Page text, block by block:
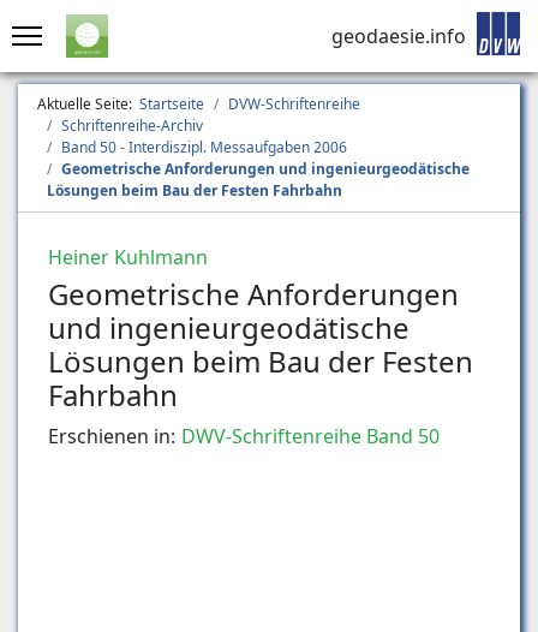
geodaesie.info
Aktuelle Seite: Startseite
DVW-Schriftenreihe
Schriftenreihe-Archiv
Band 50 - Interdiszipl. Messaufgaben 2006
Geometrische Anforderungen und ingenieurgeodätische
Lösungen beim Bau der Festen Fahrbahn
Heiner Kuhlmann
Geometrische Anforderungen
und ingenieurgeodätische
Lösungen beim Bau der Festen
Fahrbahn
Erschienen in: DWV-Schriftenreihe Band 50